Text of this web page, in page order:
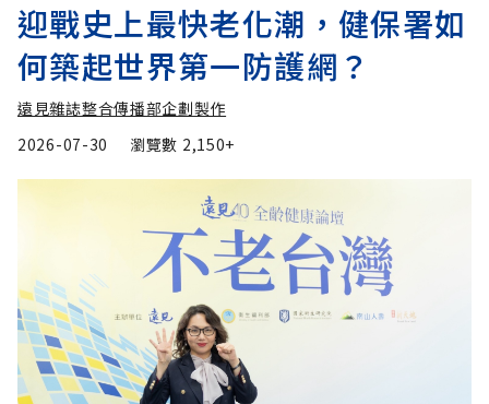
迎戰史上最快老化潮，健保署如
何築起世界第一防護網？
遠見雜誌整合傳播部企劃製作
2026-07-30
瀏覽數 2,150+